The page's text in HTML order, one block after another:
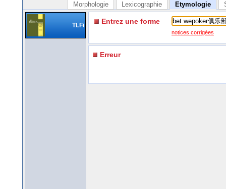
Morphologie Lexicographie Etymologie
TLFi Entrez une forme
notices corrigées
Erreur